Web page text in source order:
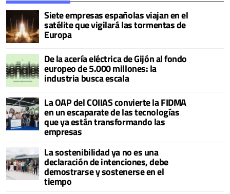
Siete empresas españolas viajan en el
satélite que vigilará las tormentas de
Europa
De la acería eléctrica de Gijón al fondo
europeo de 5.000 millones: la
industria busca escala
La OAP del COIIAS convierte la FIDMA
en un escaparate de las tecnologías
que ya están transformando las
empresas
La sostenibilidad ya no es una
declaración de intenciones, debe
demostrarse y sostenerse en el
tiempo